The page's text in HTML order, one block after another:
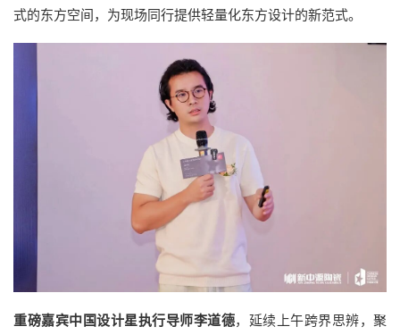
式的东方空间，为现场同行提供轻量化东方设计的新范式。
重磅嘉宾中国设计星执行导师李道德，延续上午跨界思辨，聚